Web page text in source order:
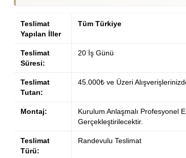
Teslimat
Yapılan İller
Tüm Türkiye
Teslimat
Süresi:
20 İş Günü
Teslimat
Tutarı:
45.000₺ ve Üzeri
Montaj:
Kurulum Anlaşmalı Profesyonel
Gerçekleştirilecektir.
Teslimat
Türü:
Randevulu Teslimat